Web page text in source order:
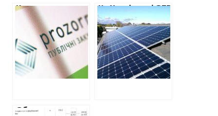
Нововодолазької
ОТГ придбала
кафе, хоча коштів
на це не мала
Коломацька
селищна рада
закуповує
обладнання у
свого депутата
На Харківщині ОТГ
придбало сонячні
панелі у фірми,
яку
звинувачували у
нелегальних АЗС
Обласну школу у